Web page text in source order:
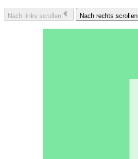
Nach links scrollen Nach rechts scrollen